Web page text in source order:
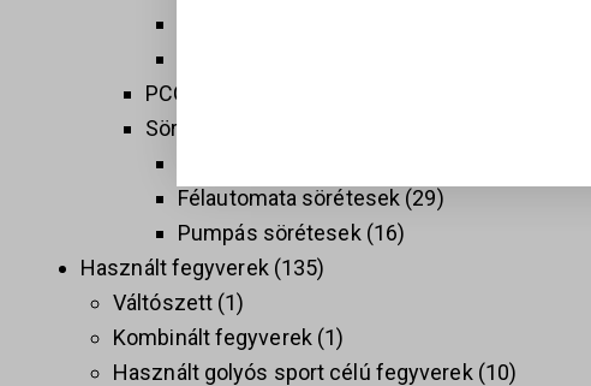
PCC
Sörétes Fegyverek
Félautomata sörétesek 29
Pumpás sörétesek 16
Használt fegyverek 135
Váltószett 1
Kombinált fegyverek 1
Használt golyós sport célú fegyverek 10